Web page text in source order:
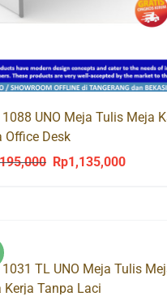
1088 UNO Meja Tulis Meja
Office Desk
Original
Rp1,135,000Current
1031 TL UNO Meja Tulis
Kerja Tanpa Laci